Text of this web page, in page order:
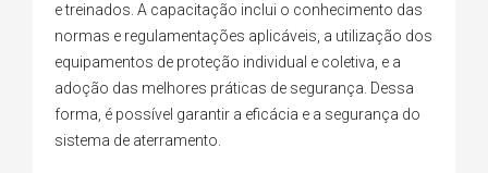
e treinados. A capacitação inclui o conhecimento das
normas e regulamentações aplicáveis, a utilização dos
equipamentos de proteção individual e coletiva, e a
adoção das melhores práticas de segurança. Dessa
forma, é possível garantir a eficácia e a segurança do
sistema de aterramento.